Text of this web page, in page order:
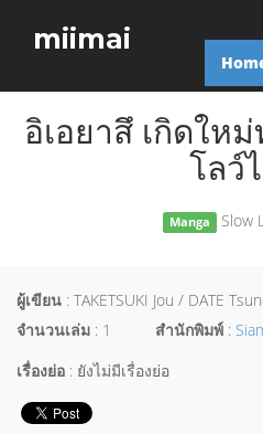
miimai
อิเอยาสึ เกิดให
โลว์
Manga Slow
ผู้เขียน : TAKETSUKI Jou / DATE
จำนวนเล่ม : 1 สำนักพิมพ์ :
เรื่องย่อ : ยังไม่มีเรื่องย่อ